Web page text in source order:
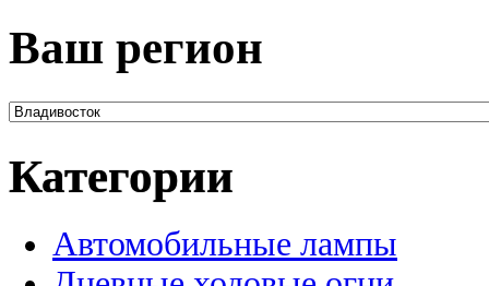
Ваш регион
Категории
Автомобильные лампы